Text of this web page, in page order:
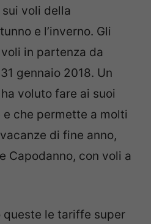
voli della
e l’inverno. Gli
in partenza da
gennaio 2018. Un
voluto fare ai suoi
che permette a molti
di fine anno,
Capodanno, con voli a
queste le tariffe super